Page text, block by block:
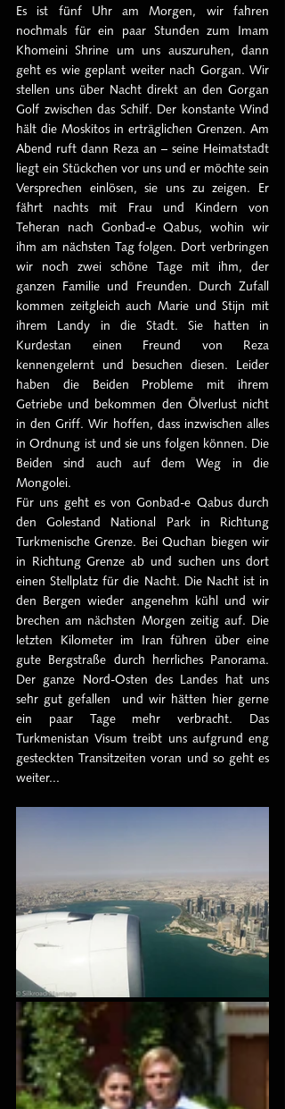
Es ist fünf Uhr am Morgen, wir fahren
nochmals für ein paar Stunden zum Imam
Khomeini Shrine um uns auszuruhen, dann
geht es wie geplant weiter nach Gorgan. Wir
stellen uns über Nacht direkt an den Gorgan
Golf zwischen das Schilf. Der konstante Wind
hält die Moskitos in erträglichen Grenzen. Am
Abend ruft dann Reza an – seine Heimatstadt
liegt ein Stückchen vor uns und er möchte sein
Versprechen einlösen, sie uns zu zeigen. Er
fährt nachts mit Frau und Kindern von
Teheran nach Gonbad-e Qabus, wohin wir
ihm am nächsten Tag folgen. Dort verbringen
wir noch zwei schöne Tage mit ihm, der
ganzen Familie und Freunden. Durch Zufall
kommen zeitgleich auch Marie und Stijn mit
ihrem Landy in die Stadt. Sie hatten in
Kurdestan einen Freund von Reza
kennengelernt und besuchen diesen. Leider
haben die Beiden Probleme mit ihrem
Getriebe und bekommen den Ölverlust nicht
in den Griff. Wir hoffen, dass inzwischen alles
in Ordnung ist und sie uns folgen können. Die
Beiden sind auch auf dem Weg in die
Mongolei.
Für uns geht es von Gonbad-e Qabus durch
den Golestand National Park in Richtung
Turkmenische Grenze. Bei Quchan biegen wir
in Richtung Grenze ab und suchen uns dort
einen Stellplatz für die Nacht. Die Nacht ist in
den Bergen wieder angenehm kühl und wir
brechen am nächsten Morgen zeitig auf. Die
letzten Kilometer im Iran führen über eine
gute Bergstraße durch herrliches Panorama.
Der ganze Nord-Osten des Landes hat uns
sehr gut gefallen  und wir hätten hier gerne
ein paar Tage mehr verbracht. Das
Turkmenistan Visum treibt uns aufgrund eng
gesteckten Transitzeiten voran und so geht es
weiter...